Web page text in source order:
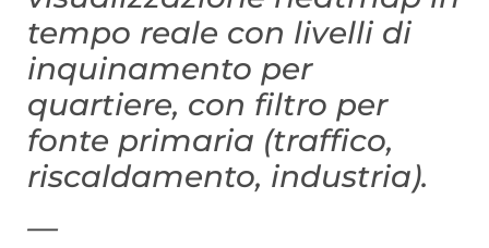
tempo reale con livelli di
inquinamento per
quartiere, con filtro per
fonte primaria (traffico,
riscaldamento, industria).
—